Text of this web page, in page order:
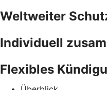
Weltweiter
Individuell
Flexibles